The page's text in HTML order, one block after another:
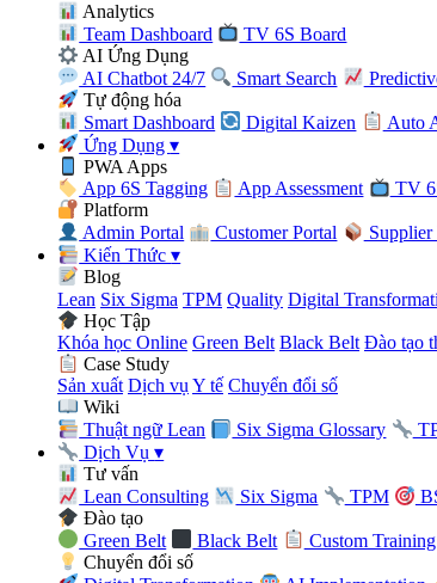
Analytics
Team Dashboard
TV 6S Board
AI Ứng Dụng
AI Chatbot 24/7
Smart Search
Tự động hóa
Smart Dashboard
Digital Kaizen Auto
Ứng Dụng▾
PWA Apps
App 6S Tagging
App Assessment TV
Platform
Admin Portal
Customer Portal Supplier
Kiến Thức▾
Blog
Lean Six Sigma TPM Quality Digital
Học Tập
Khóa học Online Green Belt Black Belt Đào tạo
Case Study
Sản xuất Dịch vụ Y tế Chuyển đổi số
Wiki
Thuật ngữ Lean
Six Sigma Glossary
Dịch Vụ▾
Tư vấn
Lean Consulting
Six Sigma TPM
Đào tạo
Green Belt
Black Belt Custom Training
Chuyển đổi số